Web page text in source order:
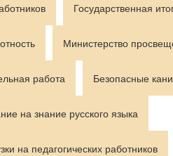
Государственная
Министерство
работа Безопасные
на знание русского языка
на педагогических работников